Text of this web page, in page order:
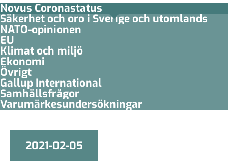
Novus Coronastatus
Säkerhet och oro i Sverige och utomlands
NATO-opinionen
EU
Klimat och miljö
Ekonomi
Övrigt
Gallup International
Samhällsfrågor
Varumärkesundersökningar
2021-02-05